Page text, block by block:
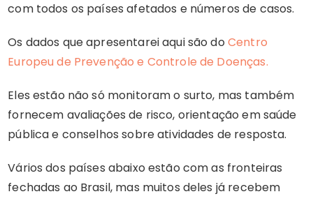
com todos os países afetados e números de casos.
Os dados que apresentarei aqui são do Centro
Europeu de Prevenção e Controle de Doenças.
Eles estão não só monitoram o surto, mas também
fornecem avaliações de risco, orientação em saúde
pública e conselhos sobre atividades de resposta.
Vários dos países abaixo estão com as fronteiras
fechadas ao Brasil, mas muitos deles já recebem